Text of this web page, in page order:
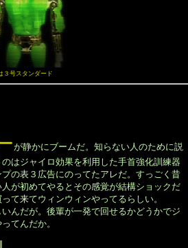
ダード
が静かにブームだ。知らない人のために説
はジャイロ効果を利用した手首強化訓練器
の表３広告にのってたアレだ。すっごく昔
が初めてやるとその感覚が結構ショックだ
て来てウィンウィンやってるらしい。
いんだが。後輩が一発で回せるかどうかでジ
てんだか。